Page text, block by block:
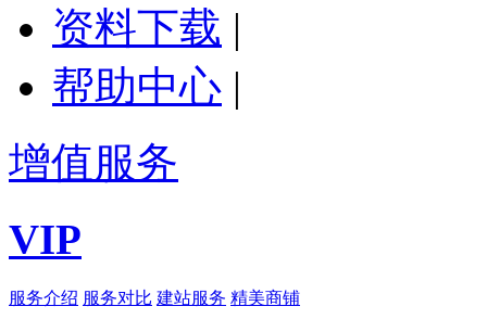
资料下载 |
帮助中心 |
增值服务
VIP
服务介绍 服务对比 建站服务 精美商铺